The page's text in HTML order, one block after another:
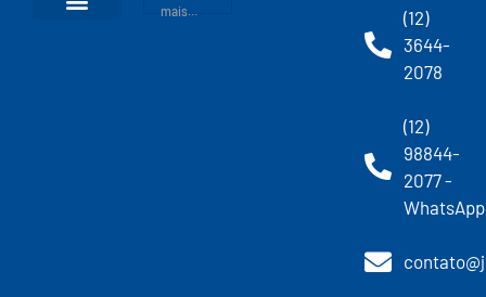
mais...
(12)
3644-
2078
(12)
98844-
2077 -
WhatsApp